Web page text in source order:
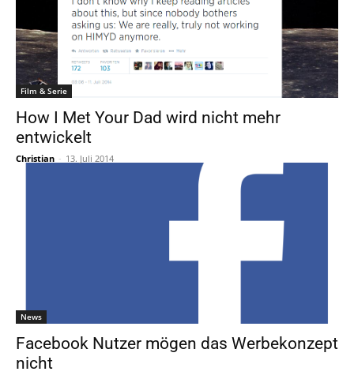
Film & Serie
How I Met Your Dad wird nicht mehr
entwickelt
Christian - 13. Juli 2014
News
Facebook Nutzer mögen das Werbekonzept
nicht